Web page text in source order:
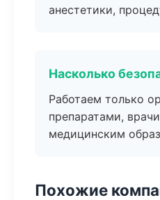
анестетики,
Насколько
Работаем только
препаратами,
медицинским
Похожие